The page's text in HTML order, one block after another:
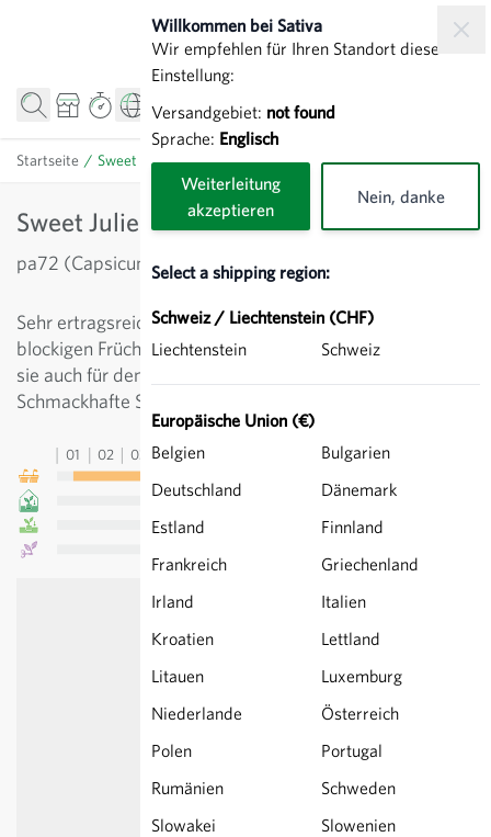
Willkommen bei Sativa
Wir empfehlen für Ihren Standort diese
Einstellung:
Versandgebiet: not found
Sprache: Englisch
Weiterleitung
akzeptieren
Nein, danke
Select a shipping region:
Schweiz / Liechtenstein (CHF)
Liechtenstein
Schweiz
Europäische Union (€)
Belgien
Bulgarien
Deutschland
Dänemark
Estland
Finnland
Frankreich
Griechenland
Irland
Italien
Kroatien
Lettland
Litauen
Luxemburg
Niederlande
Österreich
Polen
Portugal
Rumänien
Schweden
Slowakei
Slowenien
Startseite / Sweet Julie - Paprika mild
Sweet Julie - Paprika mild
pa72 (Capsicum annuum)
Sehr ertragsreiche frühe Mini-Paprika. Die glänzenden,
blockigen Früchte reifen gelb ab. In warmen Lagen kann
sie auch für den Anbau im Freiland geeignet sein.
Schmackhafte Snackpaprika. Sorte aus Sativa-Züchtung.
01 02 03 04 05 09 10